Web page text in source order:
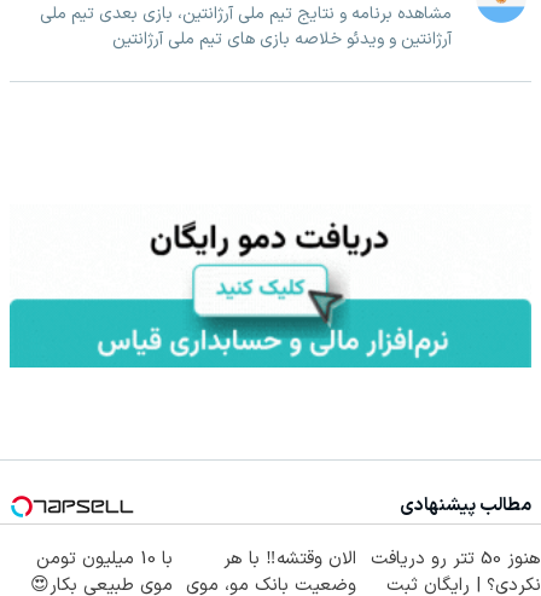
مشاهده برنامه و نتایج تیم ملی آرژانتین، بازی بعدی تیم ملی
آرژانتین و ویدئو خلاصه بازی های تیم ملی آرژانتین
مطالب پیشنهادی
هنوز 50 تتر رو دریافت
نکردی؟ | رایگان ثبت
الان وقتشه‼️ با هر
وضعیت بانک مو، موی
با 10 میلیون تومن
موی طبیعی بکار😍